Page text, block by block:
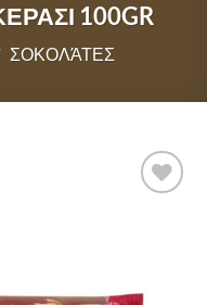
100GR
ΣΟΚΟΛΆΤΕΣ